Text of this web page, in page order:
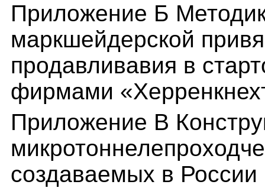
Приложение Б
маркшейдерской
продавливавия в
фирмами
Приложение В
создаваемых в России